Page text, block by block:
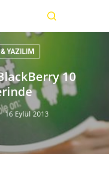
YAZILIM
10
16 Eylül 2013